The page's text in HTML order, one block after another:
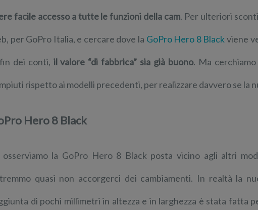
facile accesso a tutte le funzioni della cam. Per ulteriori
per GoPro Italia, e cercare dove la GoPro Hero 8 Blackviene
dei conti, il valore “di fabbrica” sia già buono. Ma
rispetto ai modelli precedenti, per realizzare davvero se la
Hero 8 Black
osserviamo la GoPro Hero 8 Black posta vicino agli altri
quasi non accorgerci dei cambiamenti. In realtà la
di pochi millimetri in altezza e in larghezza è stata fatta